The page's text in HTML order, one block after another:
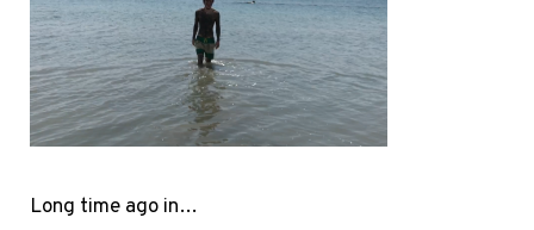
Long time ago in…